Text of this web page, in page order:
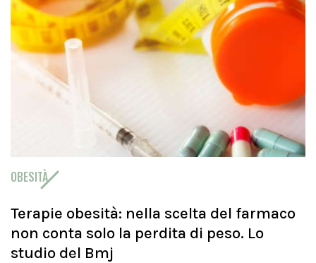
OBESITÀ
Terapie obesità: nella scelta del farmaco
non conta solo la perdita di peso. Lo
studio del Bmj